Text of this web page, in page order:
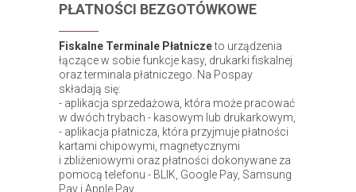
PŁATNOŚCI BEZGOTÓWKOWE
Fiskalne Terminale Płatniczeto urządzenia
łączące w sobie funkcje kasy, drukarki fiskalnej
oraz terminala płatniczego. Na Pospay
składają się:
- aplikacja sprzedażowa, która może pracować
w dwóch trybach - kasowym lub drukarkowym,
- aplikacja płatnicza, która przyjmuje płatności
kartami chipowymi, magnetycznymi
i zbliżeniowymi oraz płatności dokonywane za
pomocą telefonu - BLIK, Google Pay, Samsung
Pay i Apple Pay,